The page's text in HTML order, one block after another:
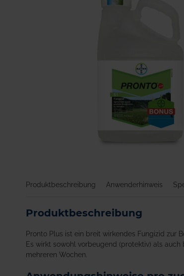
Bildgalerie
Produktbeschreibung Anwenderhinweis
Produktbeschreibung
Pronto Plus ist ein breit wirkendes Fungizid zur
Es wirkt sowohl vorbeugend (protektiv) als
mehreren Wochen.